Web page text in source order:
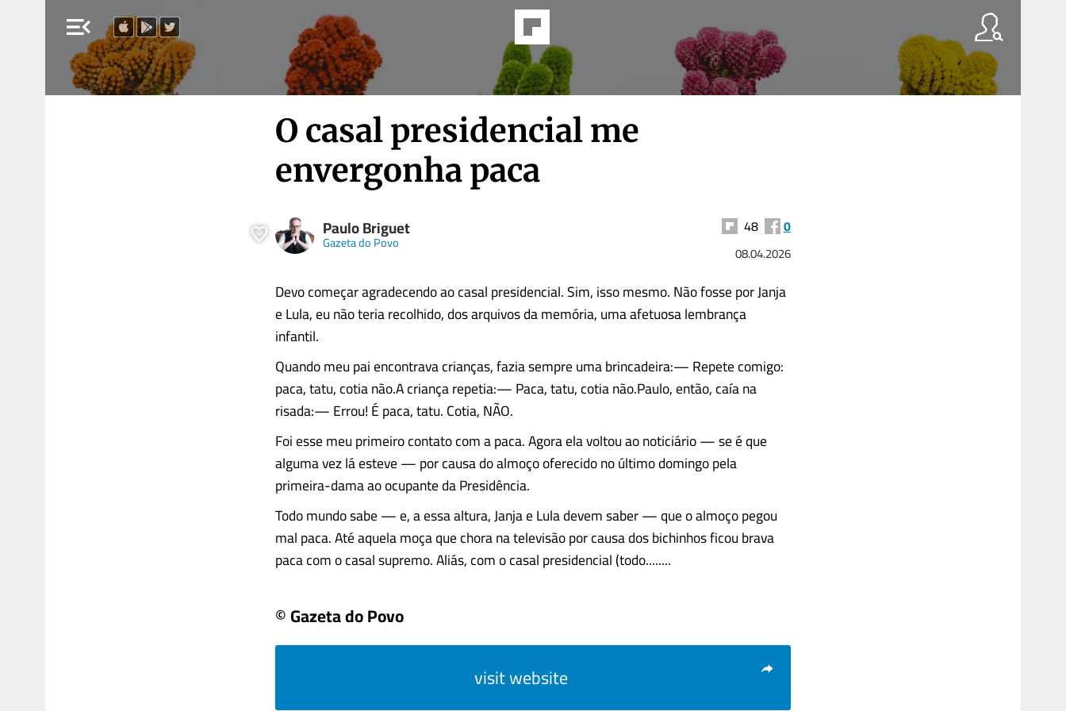
menu_open
O casal presidencial me
envergonha paca
Paulo Briguet
Gazeta do Povo
48 0
08.04.2026
Devo começar agradecendo ao casal presidencial. Sim, isso mesmo. Não fosse por Janja
e Lula, eu não teria recolhido, dos arquivos da memória, uma afetuosa lembrança
infantil.
Quando meu pai encontrava crianças, fazia sempre uma brincadeira:— Repete comigo:
paca, tatu, cotia não.A criança repetia:— Paca, tatu, cotia não.Paulo, então, caía na
risada:— Errou! É paca, tatu. Cotia, NÃO.
Foi esse meu primeiro contato com a paca. Agora ela voltou ao noticiário — se é que
alguma vez lá esteve — por causa do almoço oferecido no último domingo pela
primeira-dama ao ocupante da Presidência.
Todo mundo sabe — e, a essa altura, Janja e Lula devem saber — que o almoço pegou
mal paca. Até aquela moça que chora na televisão por causa dos bichinhos ficou brava
paca com o casal supremo. Aliás, com o casal presidencial (todo........
© Gazeta do Povo
visit website